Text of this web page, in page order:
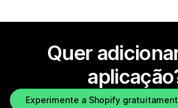
Quer
Experimente a Shopify